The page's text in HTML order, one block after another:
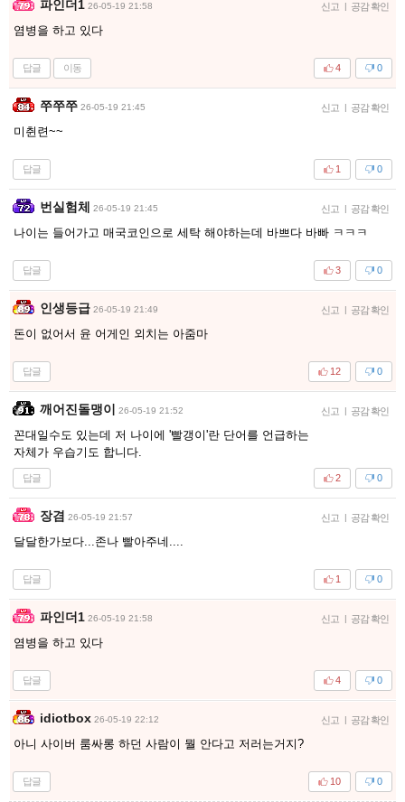
파인더1 26-05-19 21:58 신고 | 공감 확인
염병을 하고 있다
답글 이동 0
4
쭈쭈쭈 26-05-19 21:45 신고 | 공감 확인
미췬련~~
답글 0
1
번실험체 26-05-19 21:45 신고 | 공감 확인
나이는 들어가고 매국코인으로 세탁 해야하는데 바쁘다 바빠 ㅋㅋㅋ
답글 0
3
인생등급 26-05-19 21:49 신고 | 공감 확인
돈이 없어서 윤 어게인 외치는 아줌마
답글 0
12
깨어진돌맹이 26-05-19 21:52 신고 | 공감 확인
꼰대일수도 있는데 저 나이에 '빨갱이'란 단어를 언급하는
자체가 우습기도 합니다.
답글 0
2
장겸 26-05-19 21:57 신고 | 공감 확인
달달한가보다...존나 빨아주네....
답글 0
1
파인더1 26-05-19 21:58 신고 | 공감 확인
염병을 하고 있다
답글 0
4
idiotbox 26-05-19 22:12 신고 | 공감 확인
아니 사이버 룸싸롱 하던 사람이 뭘 안다고 저러는거지?
답글 0
10